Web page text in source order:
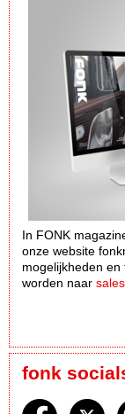
In FONK
onze website
mogelijkheden
worden naar
fonk